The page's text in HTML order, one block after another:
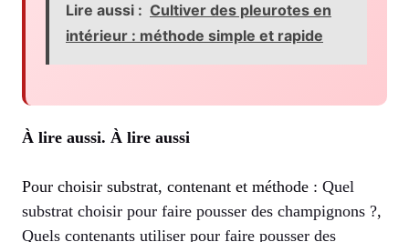
Lire aussi : Cultiver des pleurotes en
intérieur : méthode simple et rapide
À lire aussi. À lire aussi
Pour choisir substrat, contenant et méthode : Quel
substrat choisir pour faire pousser des champignons ?,
Quels contenants utiliser pour faire pousser des